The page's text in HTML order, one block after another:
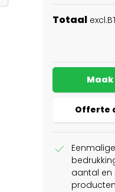
Totaal
Offerte
check
aantal en
producten